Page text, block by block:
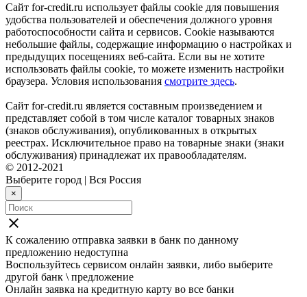
Сайт for-credit.ru использует файлы cookie для повышения
удобства пользователей и обеспечения должного уровня
работоспособности сайта и сервисов. Cookie называются
небольшие файлы, содержащие информацию о настройках и
предыдущих посещениях веб-сайта. Если вы не хотите
использовать файлы cookie, то можете изменить настройки
браузера. Условия использования смотрите здесь.
Сайт for-credit.ru является составным произведением и
представляет собой в том числе каталог товарных знаков
(знаков обслуживания), опубликованных в открытых
реестрах. Исключительное право на товарные знаки (знаки
обслуживания) принадлежат их правообладателям.
© 2012-2021
Выберите город | Вся Россия
×
close
К сожалению отправка заявки в банк по данному
предложению недоступна
Воспользуйтесь сервисом онлайн заявки, либо выберите
другой банк \ предложение
Онлайн заявка на кредитную карту во все банки